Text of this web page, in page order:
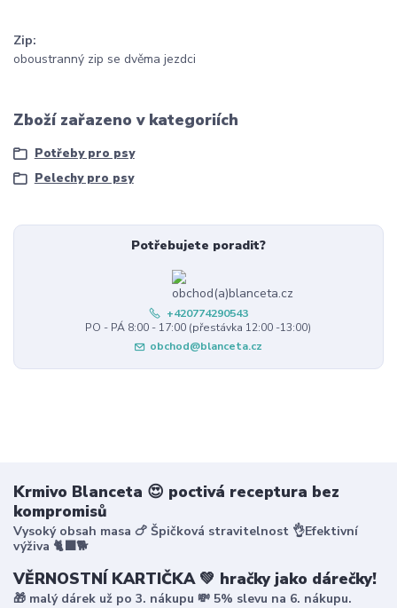
Zip:
oboustranný zip se dvěma jezdci
Zboží zařazeno v kategoriích
Potřeby pro psy
Pelechy pro psy
Potřebujete poradit?
+420774290543
PO - PÁ 8:00 - 17:00 (přestávka 12:00 -13:00)
obchod@blanceta.cz
Krmivo Blanceta 😍 poctivá receptura bez
kompromisů
Vysoký obsah masa 🍗 Špičková stravitelnost 👌Efektivní
výživa 🐈‍⬛🐕
VĚRNOSTNÍ KARTIČKA 💚 hračky jako dárečky!
🎁 malý dárek už po 3. nákupu 💸 5% slevu na 6. nákupu.